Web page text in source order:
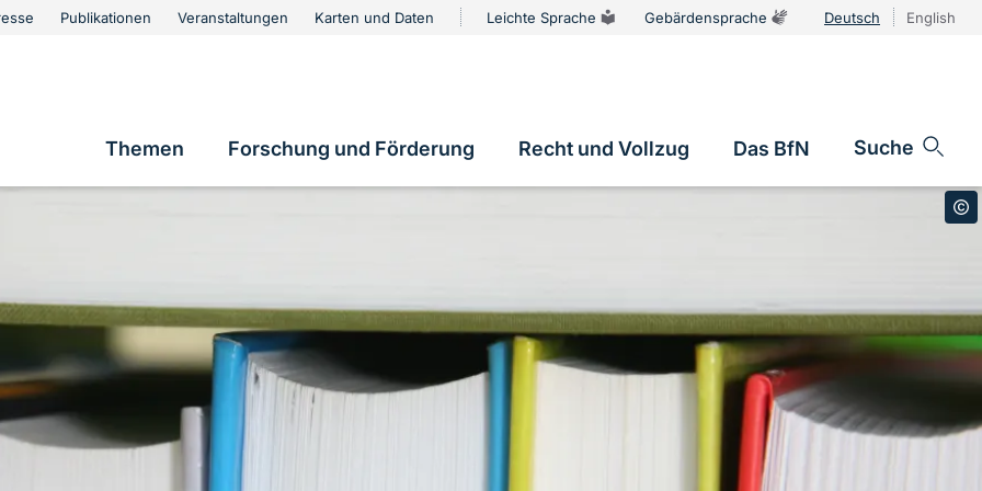
Publikationen Veranstaltungen Karten und Daten Leichte Sprache Gebärdensprache Deutsch English
Hauptnavigation
Themen Forschung und Förderung Recht und Vollzug Das BfN Suche